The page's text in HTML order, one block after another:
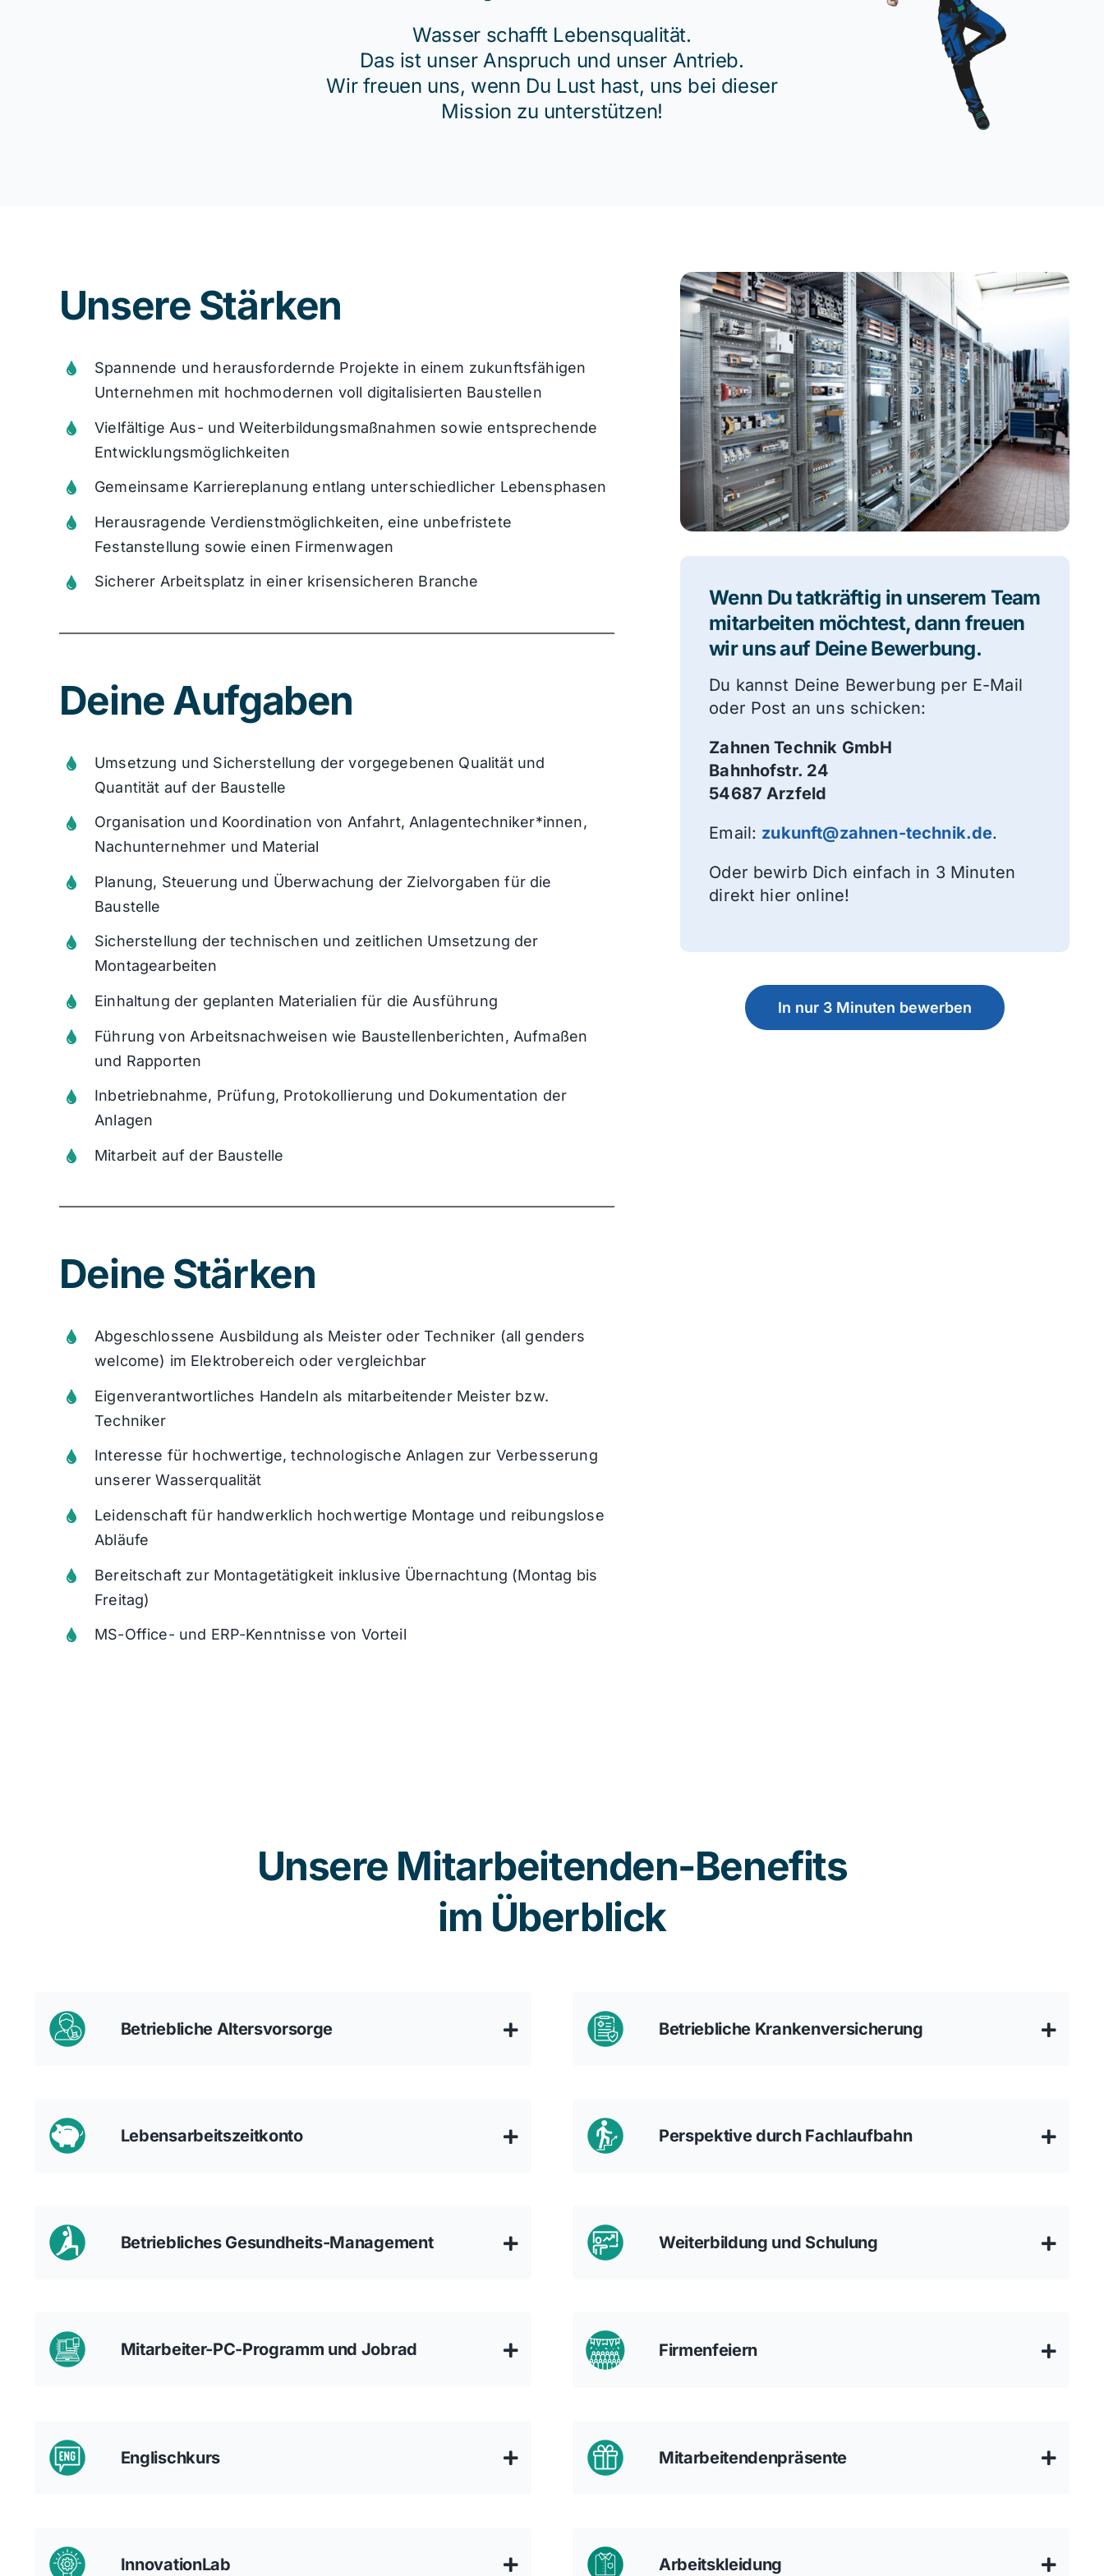
Wasser schafft Lebensqualität.
Das ist unser Anspruch und unser Antrieb.
Wir freuen uns, wenn Du Lust hast, uns bei dieser
Mission zu unterstützen!
Unsere Stärken
Spannende und herausfordernde Projekte in einem zukunftsfähigen
Unternehmen mit hochmodernen voll digitalisierten Baustellen
Vielfältige Aus- und Weiterbildungsmaßnahmen sowie entsprechende
Entwicklungsmöglichkeiten
Gemeinsame Karriereplanung entlang unterschiedlicher Lebensphasen
Herausragende Verdienstmöglichkeiten, eine unbefristete
Festanstellung sowie einen Firmenwagen
Sicherer Arbeitsplatz in einer krisensicheren Branche
Deine Aufgaben
Umsetzung und Sicherstellung der vorgegebenen Qualität und
Quantität auf der Baustelle
Organisation und Koordination von Anfahrt, Anlagentechniker*innen,
Nachunternehmer und Material
Planung, Steuerung und Überwachung der Zielvorgaben für die
Baustelle
Sicherstellung der technischen und zeitlichen Umsetzung der
Montagearbeiten
Einhaltung der geplanten Materialien für die Ausführung
Führung von Arbeitsnachweisen wie Baustellenberichten, Aufmaßen
und Rapporten
Inbetriebnahme, Prüfung, Protokollierung und Dokumentation der
Anlagen
Mitarbeit auf der Baustelle
Deine Stärken
Abgeschlossene Ausbildung als Meister oder Techniker (all genders
welcome) im Elektrobereich oder vergleichbar
Eigenverantwortliches Handeln als mitarbeitender Meister bzw.
Techniker
Interesse für hochwertige, technologische Anlagen zur Verbesserung
unserer Wasserqualität
Leidenschaft für handwerklich hochwertige Montage und reibungslose
Abläufe
Bereitschaft zur Montagetätigkeit inklusive Übernachtung (Montag bis
Freitag)
MS-Office- und ERP-Kenntnisse von Vorteil
Wenn Du tatkräftig in unserem Team
mitarbeiten möchtest, dann freuen
wir uns auf Deine Bewerbung.
Du kannst Deine Bewerbung per E-Mail
oder Post an uns schicken:
Zahnen Technik GmbH
Bahnhofstr. 24
54687 Arzfeld
Email: zukunft@zahnen-technik.de.
Oder bewirb Dich einfach in 3 Minuten
direkt hier online!
In nur 3 Minuten bewerben
Unsere Mitarbeitenden-Benefits
im Überblick
Betriebliche Altersvorsorge Betriebliche Krankenversicherung
Lebensarbeitszeitkonto Perspektive durch Fachlaufbahn
Betriebliches Gesundheits-Management Weiterbildung und Schulung
Mitarbeiter-PC-Programm und Jobrad Firmenfeiern
Englischkurs Mitarbeitendenpräsente
InnovationLab Arbeitskleidung